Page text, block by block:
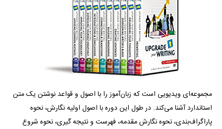
مجموعه‌ای ویدیویی است که زبان‌آموز را با اصول و قواعد نوشتن یک متن
استاندارد آشنا می‌کند. در طول این دوره با اصول اولیه نگارش، نحوه
پاراگراف‌بندی، نحوه نگارش مقدمه، فهرست و نتیجه گیری، نحوه شروع